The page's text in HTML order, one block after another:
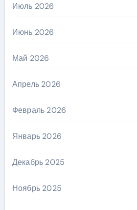
Июль 2026
Июнь 2026
Май 2026
Апрель 2026
Февраль 2026
Январь 2026
Декабрь 2025
Ноябрь 2025